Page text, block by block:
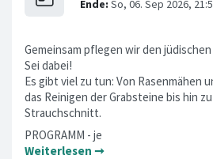
Gemeinsam pflegen wir den
Sei dabei!
Es gibt viel zu tun: Von Rasenmähen
das Reinigen der Grabsteine bis hin
Strauchschnitt.
PROGRAMM - je
Weiterlesen ➞